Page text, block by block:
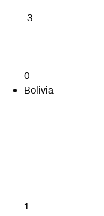
3
0
Bolivia
1